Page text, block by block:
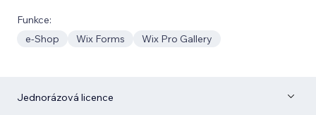
Funkce:
e‑Shop
Wix Forms Wix Pro Gallery
Jednorázová licence